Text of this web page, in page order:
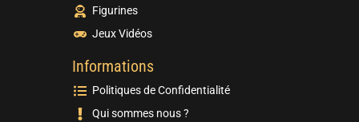
Figurines
Jeux Vidéos
Informations
Politiques de Confidentialité
Qui sommes nous ?